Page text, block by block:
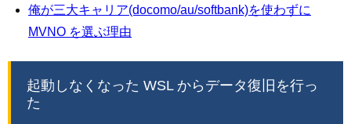
俺が三大キャリア(docomo/au/softbank)を使わずに
MVNO を選ぶ理由
起動しなくなった WSL からデータ復旧を行っ
た